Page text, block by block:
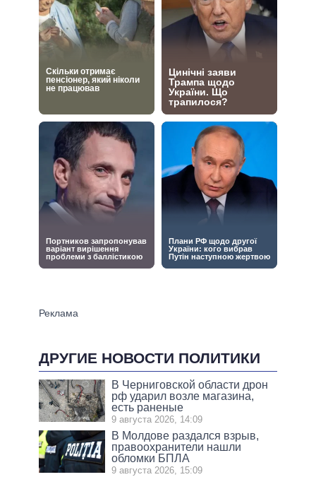
ДРУГИЕ НОВОСТИ ПОЛИТИКИ
В Черниговской области дрон
рф ударил возле магазина,
есть раненые
9 августа 2026, 14:09
В Молдове раздался взрыв,
правоохранители нашли
обломки БПЛА
9 августа 2026, 15:09